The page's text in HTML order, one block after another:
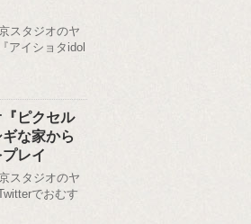
スタジオのヤ
アイショタidol
ピクセル
な家から
レイ
スタジオのヤ
でおむす